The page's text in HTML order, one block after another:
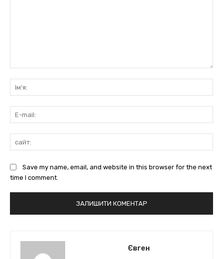
Save my name, email, and website in this browser for the next
time I comment.
Євген